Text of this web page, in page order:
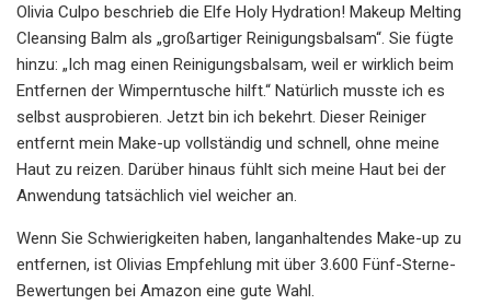
Olivia Culpo beschrieb die Elfe Holy Hydration! Makeup Melting
Cleansing Balm als „großartiger Reinigungsbalsam“. Sie fügte
hinzu: „Ich mag einen Reinigungsbalsam, weil er wirklich beim
Entfernen der Wimperntusche hilft.“ Natürlich musste ich es
selbst ausprobieren. Jetzt bin ich bekehrt. Dieser Reiniger
entfernt mein Make-up vollständig und schnell, ohne meine
Haut zu reizen. Darüber hinaus fühlt sich meine Haut bei der
Anwendung tatsächlich viel weicher an.
Wenn Sie Schwierigkeiten haben, langanhaltendes Make-up zu
entfernen, ist Olivias Empfehlung mit über 3.600 Fünf-Sterne-
Bewertungen bei Amazon eine gute Wahl.